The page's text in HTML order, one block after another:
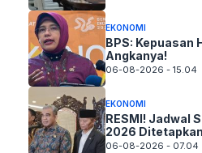
EKONOMI
BPS: Kepuasan
Angkanya!
06-08-2026 - 15.04
EKONOMI
RESMI! Jadwal
2026
06-08-2026 - 07.04